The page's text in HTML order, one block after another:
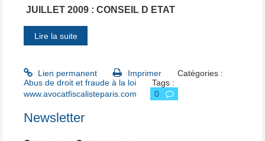
JUILLET 2009 : CONSEIL D ETAT
Lire la suite
Lien permanent Imprimer
Catégories :
Abus de droit et fraude à la loi
Tags :
www.avocatfiscalisteparis.com
0
Newsletter